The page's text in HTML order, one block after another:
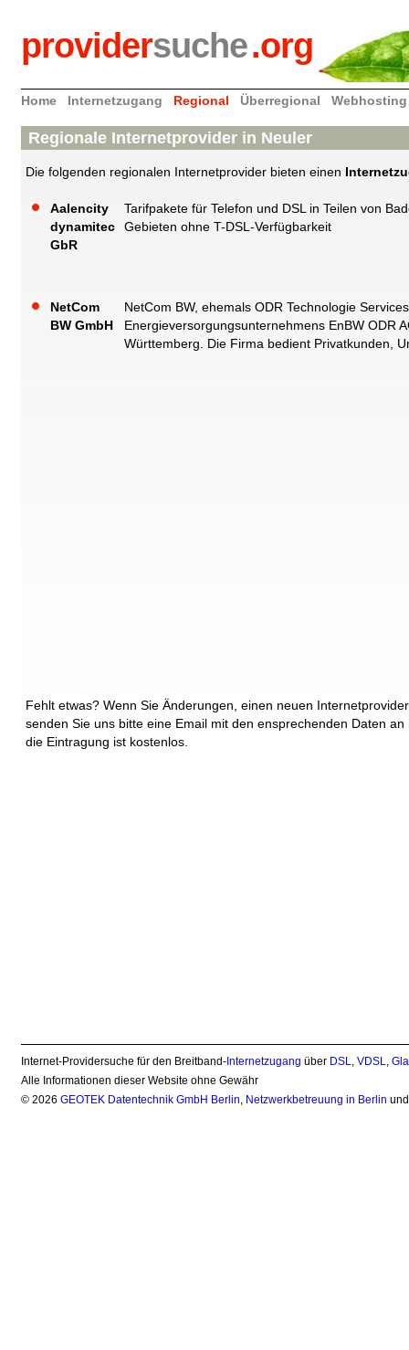
providersuche.org
Home Internetzugang Regional Überregional Webhosting
Regionale Internetprovider in Neuler
Die folgenden regionalen Internetprovider bieten einen
Aalencity
dynamitec
GbR
Tarifpakete für Telefon und DSL in Teilen von
Gebieten ohne T-DSL-Verfügbarkeit
NetCom
BW GmbH
NetCom BW, ehemals ODR Technologie
Energieversorgungsunternehmens EnBW ODR
Württemberg. Die Firma bedient Privatkunden,
Fehlt etwas? Wenn Sie Änderungen, einen neuen
senden Sie uns bitte eine Email mit den ensprechenden Daten an
die Eintragung ist kostenlos.
Internet-Providersuche für den Breitband- Internetzugang über DSL,VDSL,
Alle Informationen dieser Website ohne Gewähr
© 2026GEOTEK Datentechnik GmbH Berlin, Netzwerkbetreuung in Berlin